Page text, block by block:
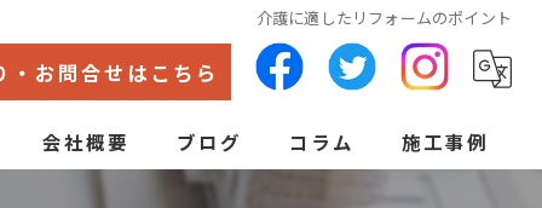
介護に適したリフォームのポイント
・お問合せはこちら
会社概要 ブログ コラム 施工事例